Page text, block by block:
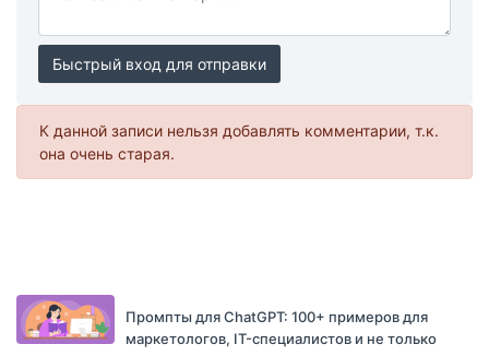
Быстрый вход для отправки
К данной записи нельзя добавлять комментарии, т.к.
она очень старая.
Промпты для ChatGPT: 100+ примеров для
маркетологов, IT-специалистов и не только